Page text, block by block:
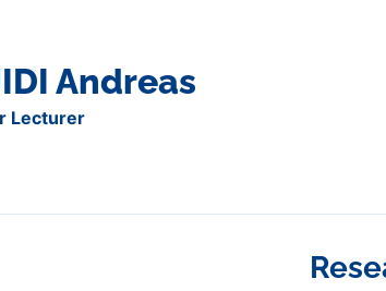
Andreas
Lecturer